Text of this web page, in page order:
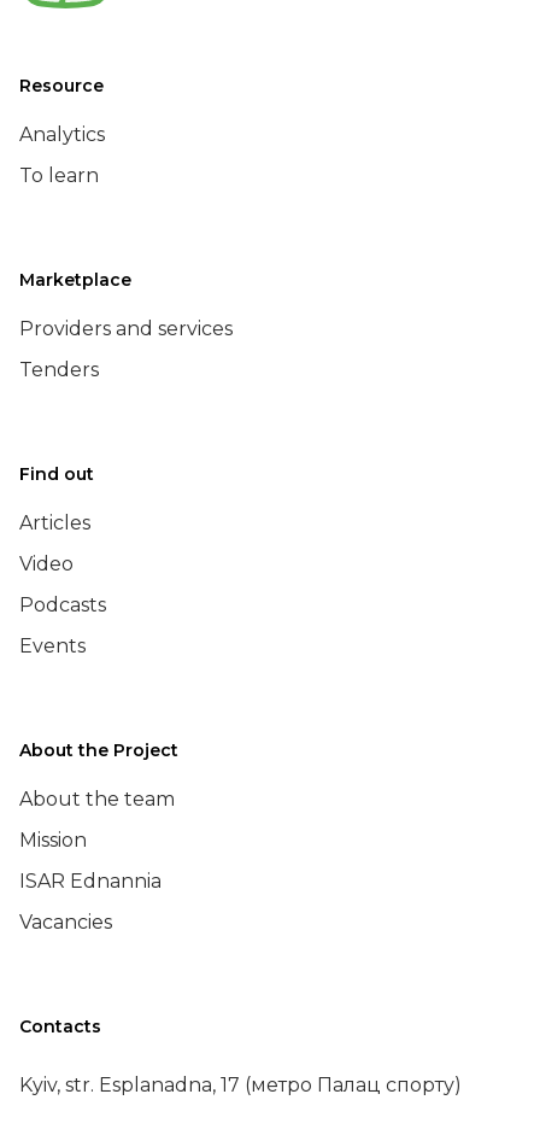
Resource
Analytics
To learn
Marketplace
Providers and services
Tenders
Find out
Articles
Video
Podcasts
Events
About the Project
About the team
Mission
ISAR Ednannia
Vacancies
Contacts
Kyiv, str. Esplanadna, 17 (метро Палац спорту)